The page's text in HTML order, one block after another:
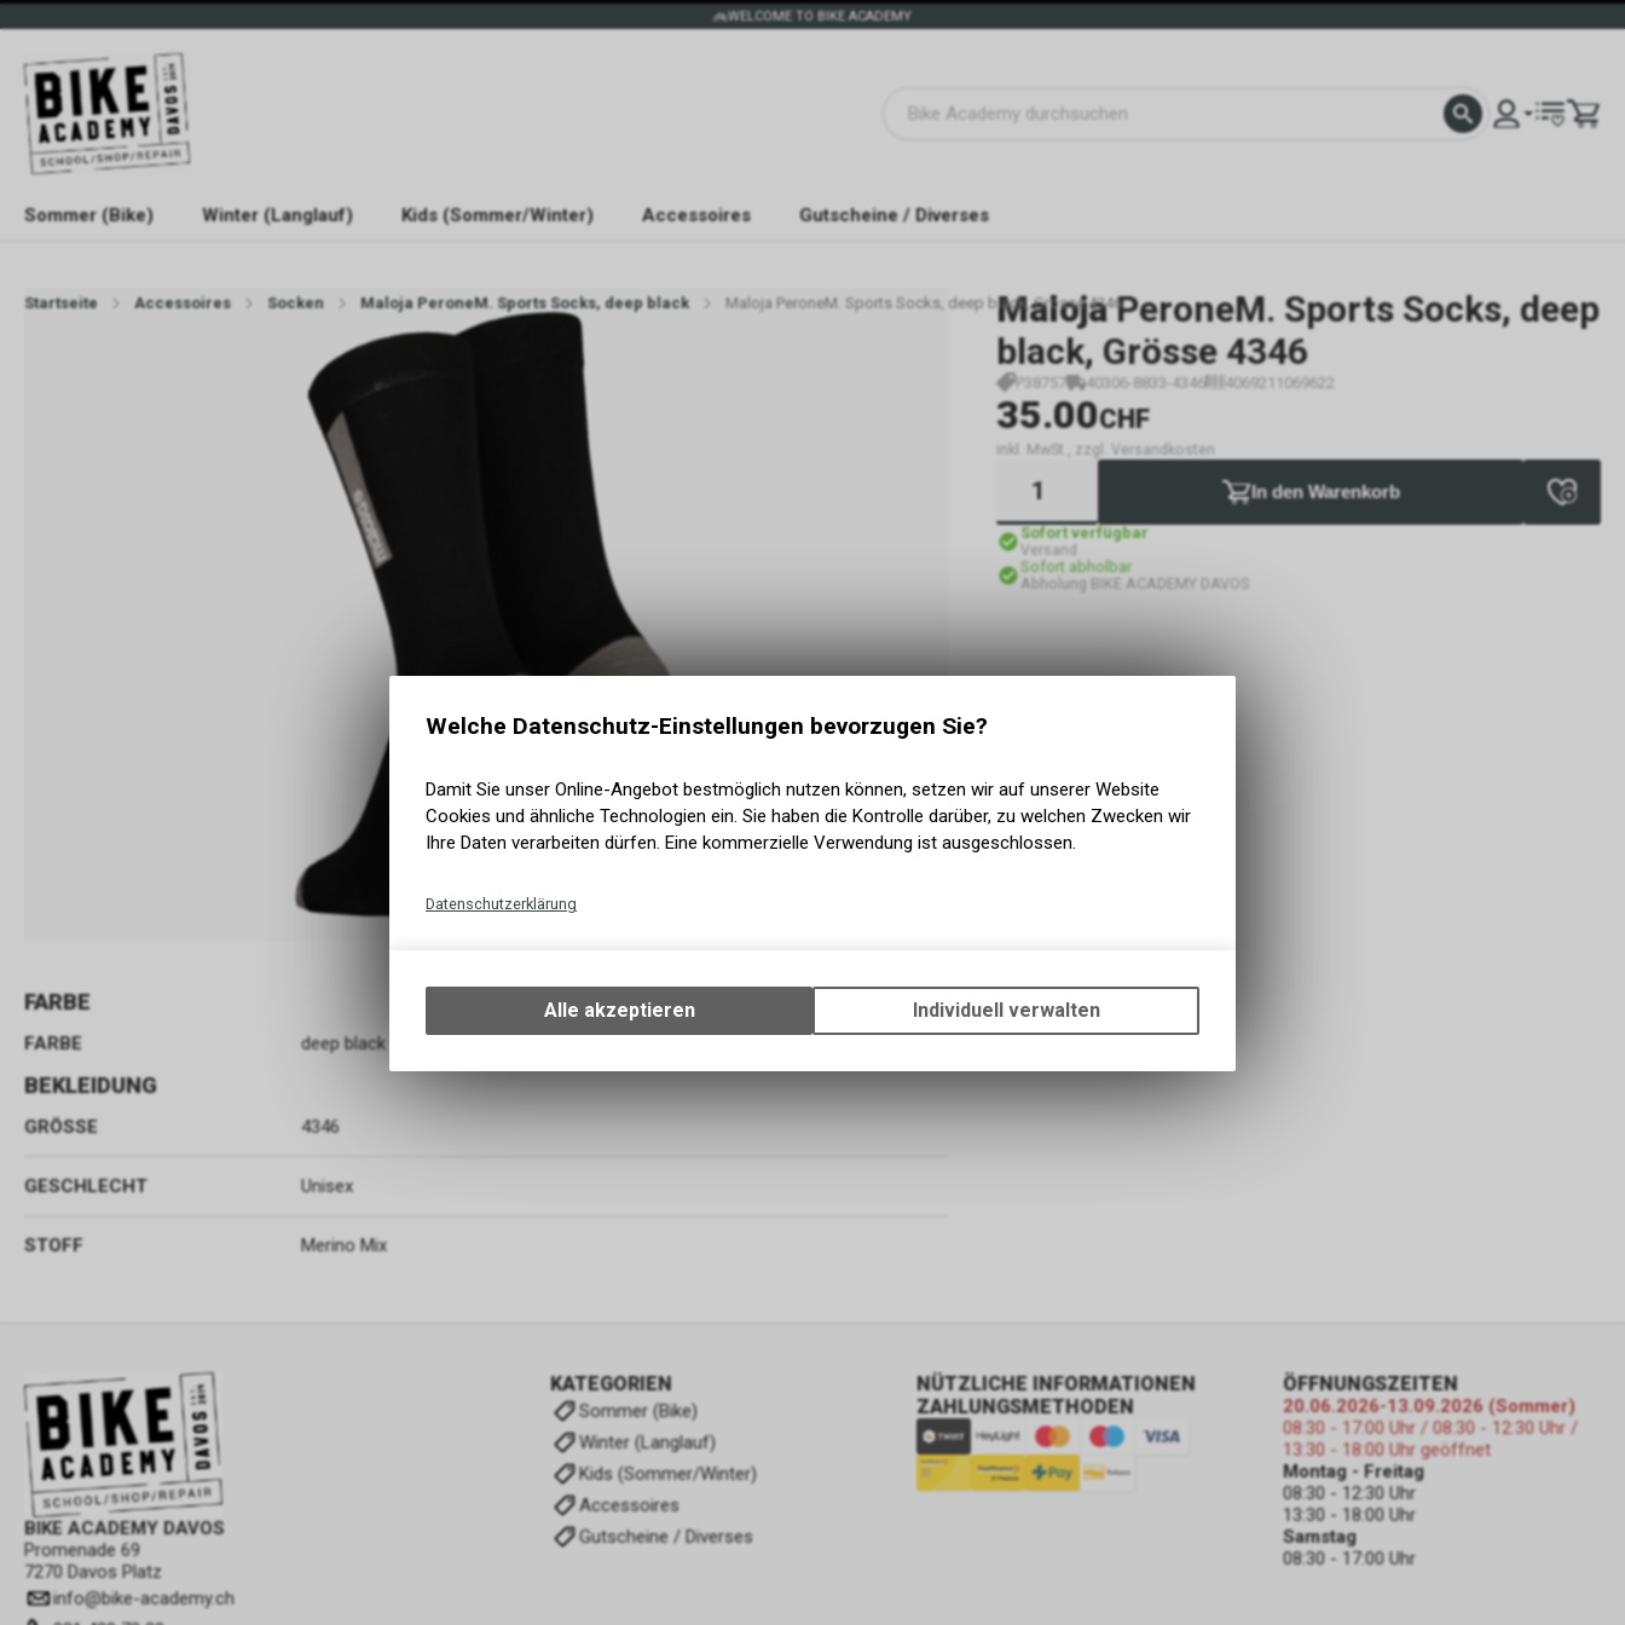
WELCOME TO BIKE ACADEMY
Sommer (Bike) Winter (Langlauf) Kids (Sommer/Winter) Accessoires Gutscheine / Diverses
Startseite Accessoires Socken Maloja PeroneM. Sports Socks, deep black Maloja PeroneM. Sports Socks, deep black, Grösse 4346
Maloja PeroneM. Sports Socks, deep
black, Grösse 4346
P38757 40306-8833-4346 4069211069622
35.00CHF
inkl. MwSt., zzgl. Versandkosten
In den Warenkorb
Sofort verfügbar
Versand
Sofort abholbar
Abholung BIKE ACADEMY DAVOS
FARBE
FARBE deep black
BEKLEIDUNG
GRÖSSE 4346
GESCHLECHT Unisex
STOFF Merino Mix
BIKE ACADEMY DAVOS
Promenade 69
7270 Davos Platz
info@bike-academy.ch
KATEGORIEN
Sommer (Bike)
Winter (Langlauf)
Kids (Sommer/Winter)
Accessoires
Gutscheine / Diverses
NÜTZLICHE INFORMATIONEN
ZAHLUNGSMETHODEN
ÖFFNUNGSZEITEN
20.06.2026-13.09.2026 (Sommer)
08:30 - 17:00 Uhr / 08:30 - 12:30 Uhr /
13:30 - 18:00 Uhr geöffnet
Montag - Freitag
08:30 - 12:30 Uhr
13:30 - 18:00 Uhr
Samstag
08:30 - 17:00 Uhr
Welche Datenschutz-Einstellungen bevorzugen Sie?
Damit Sie unser Online-Angebot bestmöglich nutzen können, setzen wir auf unserer Website
Cookies und ähnliche Technologien ein. Sie haben die Kontrolle darüber, zu welchen Zwecken wir
Ihre Daten verarbeiten dürfen. Eine kommerzielle Verwendung ist ausgeschlossen.
Datenschutzerklärung
Ihrem Gerät, um die grundlegenden Funktionen unseres Online-Angebots, wie die
Verwendung des Warenkorbs, zu ermöglichen. Bitte beachten Sie, dass die
zulassen.
Alle akzeptieren Individuell verwalten